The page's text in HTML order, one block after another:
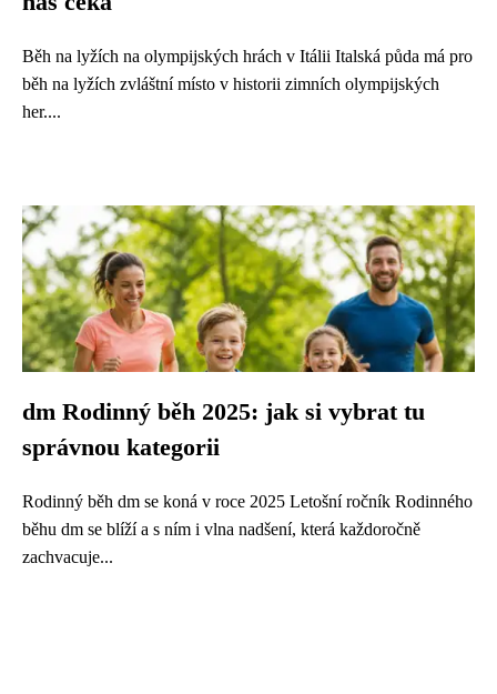
Běh na lyžích na olympijských hrách v Itálii Italská půda má pro
běh na lyžích zvláštní místo v historii zimních olympijských
her....
dm Rodinný běh 2025: jak si vybrat tu
správnou kategorii
Rodinný běh dm se koná v roce 2025 Letošní ročník Rodinného
běhu dm se blíží a s ním i vlna nadšení, která každoročně
zachvacuje...